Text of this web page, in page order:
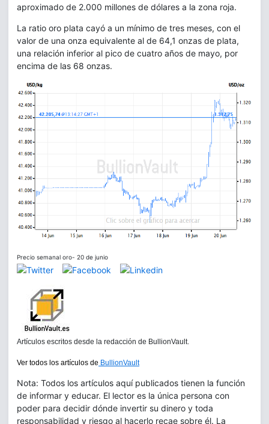
aproximado de 2.000 millones de dólares a la zona roja.
La ratio oro plata cayó a un mínimo de tres meses, con el
valor de una onza equivalente al de 64,1 onzas de plata,
una relación inferior al pico de cuatro años de mayo, por
encima de las 68 onzas.
Precio semanal oro- 20 de junio
Artículos escritos desde la redacción de BullionVault.
Ver todos los artículos de BullionVault
Nota: Todos los artículos aquí publicados tienen la función
de informar y educar. El lector es la única persona con
poder para decidir dónde invertir su dinero y toda
responsabilidad y riesgo al hacerlo recae sobre él. La